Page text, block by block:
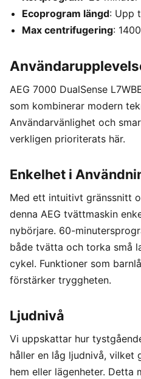
Ecoprogram längd: Upp
Max centrifugering:
AEG 7000 DualSense
som kombinerar modern
Användarvänlighet och
verkligen prioriterats här.
Enkelhet i
Med ett intuitivt gränssnitt
denna AEG tvättmaskin
nybörjare. 60-
både tvätta och torka små
cykel. Funktioner som
förstärker tryggheten.
Ljudnivå
Vi uppskattar hur
håller en låg ljudnivå, vilket
hem eller lägenheter. Detta